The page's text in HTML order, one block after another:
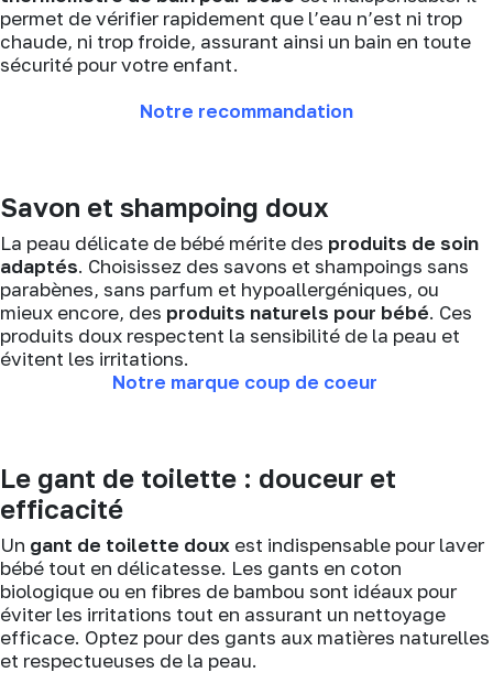
permet de vérifier rapidement que l’eau n’est ni trop
chaude, ni trop froide, assurant ainsi un bain en toute
sécurité pour votre enfant.
Notre recommandation
Savon et shampoing doux
La peau délicate de bébé mérite des produits de soin
adaptés. Choisissez des savons et shampoings sans
parabènes, sans parfum et hypoallergéniques, ou
mieux encore, des produits naturels pour bébé. Ces
produits doux respectent la sensibilité de la peau et
évitent les irritations.
Notre marque coup de coeur
Le gant de toilette : douceur et
efficacité
Un gant de toilette doux est indispensable pour laver
bébé tout en délicatesse. Les gants en coton
biologique ou en fibres de bambou sont idéaux pour
éviter les irritations tout en assurant un nettoyage
efficace. Optez pour des gants aux matières naturelles
et respectueuses de la peau.